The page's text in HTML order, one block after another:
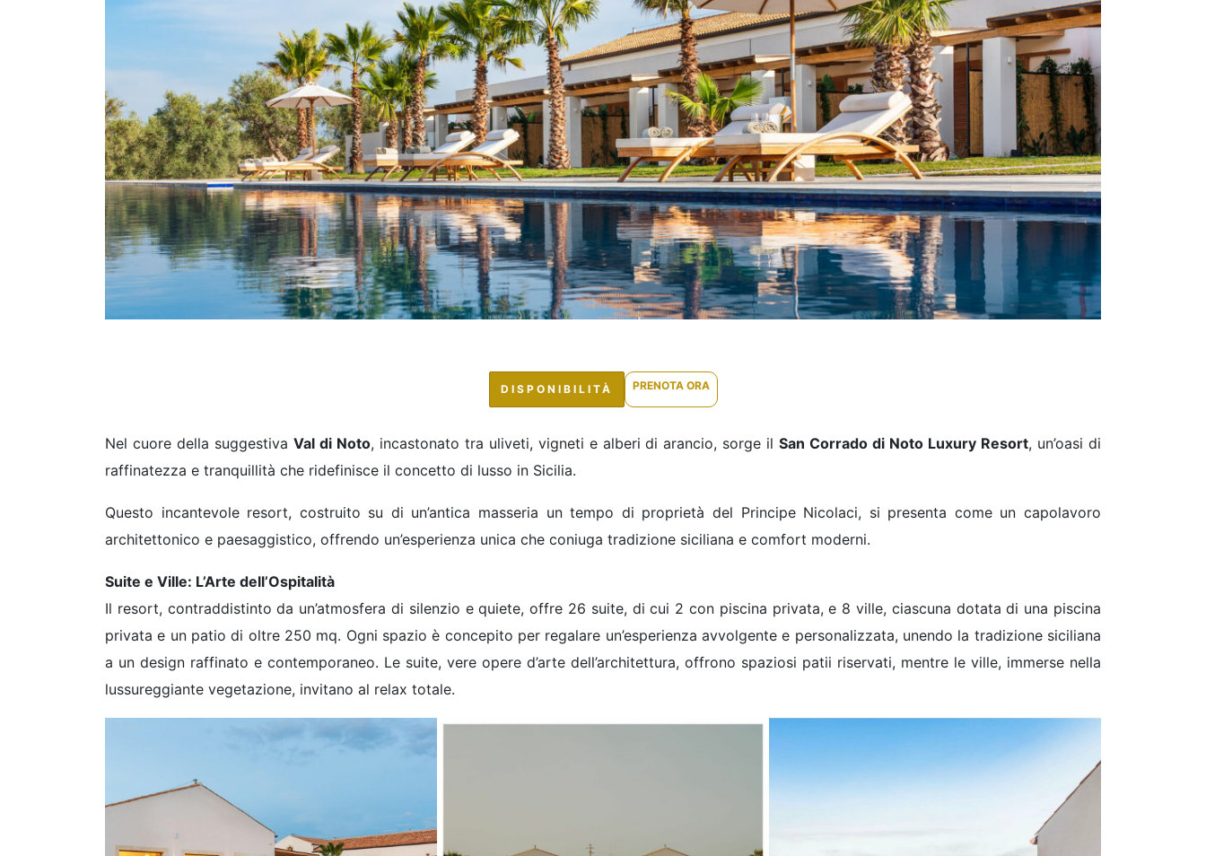
DISPONIBILITÀ PRENOTA ORA
Nel cuore della suggestiva Val di Noto, incastonato tra uliveti, vigneti e alberi di arancio, sorge ilSan Corrado di Noto Luxury Resort, un’oasi di
raffinatezza e tranquillità che ridefinisce il concetto di lusso in Sicilia.
Questo incantevole resort, costruito su di un’antica masseria un tempo di proprietà del Principe Nicolaci, si presenta come un capolavoro
architettonico e paesaggistico, offrendo un’esperienza unica che coniuga tradizione siciliana e comfort moderni.
Suite e Ville: L’Arte dell’Ospitalità
Il resort, contraddistinto da un’atmosfera di silenzio e quiete, offre 26 suite, di cui 2 con piscina privata, e 8 ville, ciascuna dotata di una piscina
privata e un patio di oltre 250 mq. Ogni spazio è concepito per regalare un’esperienza avvolgente e personalizzata, unendo la tradizione siciliana
a un design raffinato e contemporaneo. Le suite, vere opere d’arte dell’architettura, offrono spaziosi patii riservati, mentre le ville, immerse nella
lussureggiante vegetazione, invitano al relax totale.